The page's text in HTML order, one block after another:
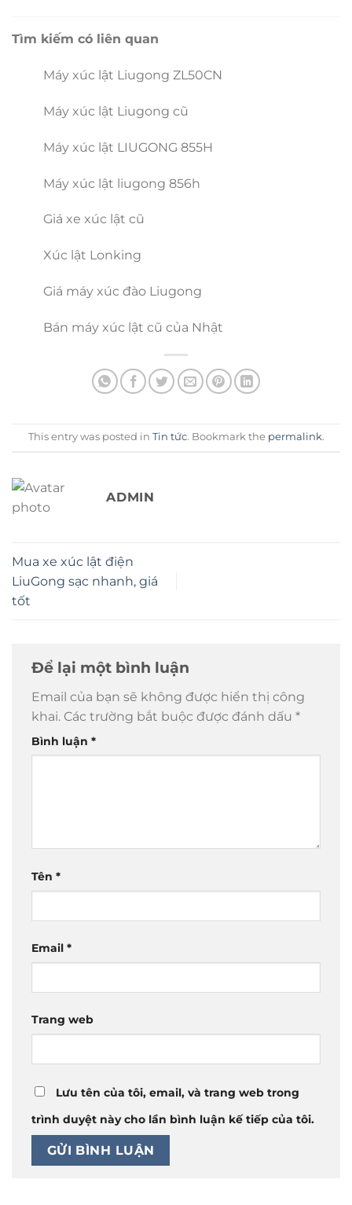
Tìm kiếm có liên quan
Máy xúc lật Liugong ZL50CN
Máy xúc lật Liugong cũ
Máy xúc lật LIUGONG 855H
Máy xúc lật liugong 856h
Giá xe xúc lật cũ
Xúc lật Lonking
Giá máy xúc đào Liugong
Bán máy xúc lật cũ của Nhật
This entry was posted in Tin tức. Bookmark the permalink.
ADMIN
Mua xe xúc lật điện
LiuGong sạc nhanh, giá
tốt
Để lại một bình luận
Email của bạn sẽ không được hiển thị công
khai. Các trường bắt buộc được đánh dấu *
Bình luận *
Tên *
Email *
Trang web
Lưu tên của tôi, email, và trang web trong
trình duyệt này cho lần bình luận kế tiếp của tôi.